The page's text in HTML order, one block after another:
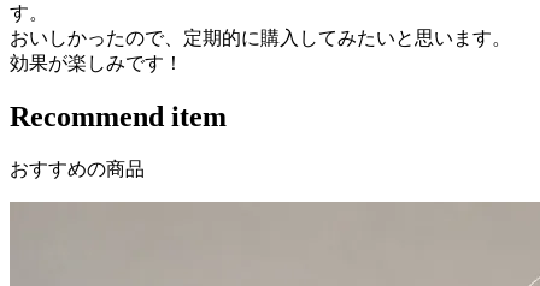
す。
おいしかったので、定期的に購入してみたいと思います。
効果が楽しみです！
Recommend item
おすすめの商品